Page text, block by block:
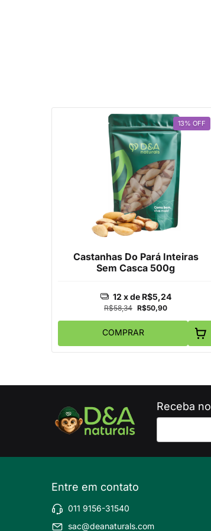
13% OFF
Castanhas Do Pará Inteiras
Sem Casca 500g
R$58,34 R$50,90
12 x de R$5,24
COMPRAR
Receba
Entre em contato
011 9156-31540
sac@deanaturals.com